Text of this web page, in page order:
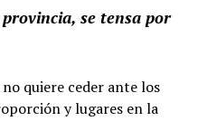
se tensa por
quiere ceder ante los
y lugares en la